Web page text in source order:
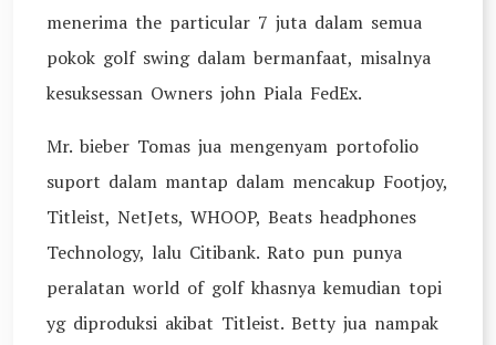
menerima the particular 7 juta dalam semua
pokok golf swing dalam bermanfaat, misalnya
kesuksessan Owners john Piala FedEx.
Mr. bieber Tomas jua mengenyam portofolio
suport dalam mantap dalam mencakup Footjoy,
Titleist, NetJets, WHOOP, Beats headphones
Technology, lalu Citibank. Rato pun punya
peralatan world of golf khasnya kemudian topi
yg diproduksi akibat Titleist. Betty jua nampak